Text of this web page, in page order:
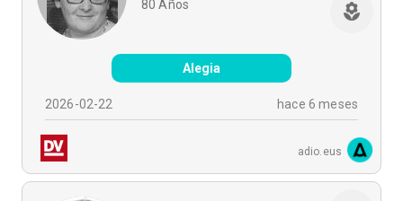
80 Años
Alegia
2026-02-22 hace 6 meses
adio.eus